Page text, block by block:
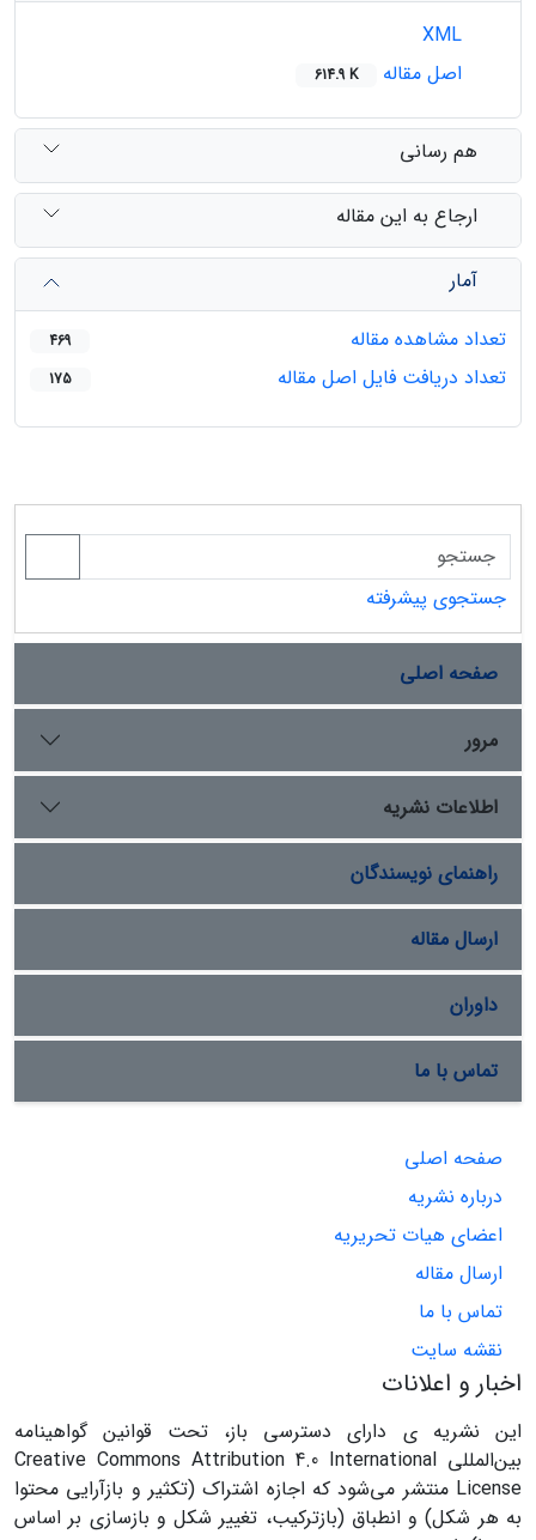
اصل مقاله
614.9 K
هم رسانی
ارجاع به این مقاله
آمار
تعداد مشاهده مقاله
469
تعداد دریافت فایل اصل مقاله 175
جستجوی پیشرفته
صفحه اصلی
مرور
اطلاعات نشریه
راهنمای نویسندگان
ارسال مقاله
داوران
تماس با ما
صفحه اصلی
درباره نشریه
اعضای هیات تحریریه
ارسال مقاله
تماس با ما
نقشه سایت
اخبار و اعلانات
این نشریه ی دارای دسترسی باز، تحت قوانین گواهینامه
بین‌المللی Creative Commons Attribution 4.0 International
License منتشر می‌شود که اجازه اشتراک (تکثیر و بازآرایی محتوا
به هر شکل) و انطباق (بازترکیب، تغییر شکل و بازسازی بر اساس